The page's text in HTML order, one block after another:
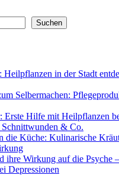
Suchen
Heilpflanzen in der Stadt
Selbermachen:
Erste Hilfe mit Heilpflanzen
Schnittwunden & Co.
die Küche: Kulinarische
ihre Wirkung auf die Psyche
Depressionen